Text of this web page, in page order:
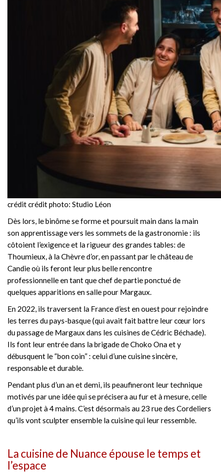
crédit crédit photo: Studio Léon
Dès lors, le binôme se forme et poursuit main dans la main
son apprentissage vers les sommets de la gastronomie : ils
côtoient l’exigence et la rigueur des grandes tables: de
Thoumieux, à la Chèvre d’or, en passant par le château de
Candie où ils feront leur plus belle rencontre
professionnelle en tant que chef de partie ponctué de
quelques apparitions en salle pour Margaux.
En 2022, ils traversent la France d’est en ouest pour rejoindre
les terres du pays-basque (qui avait fait battre leur cœur lors
du passage de Margaux dans les cuisines de Cédric Béchade).
Ils font leur entrée dans la brigade de Choko Ona et y
débusquent le “bon coin” : celui d’une cuisine sincère,
responsable et durable.
Pendant plus d’un an et demi, ils peaufineront leur technique
motivés par une idée qui se précisera au fur et à mesure, celle
d’un projet à 4 mains. C’est désormais au 23 rue des Cordeliers
qu’ils vont sculpter ensemble la cuisine qui leur ressemble.
La cuisine de Nuance épouse le temps et
l’espace